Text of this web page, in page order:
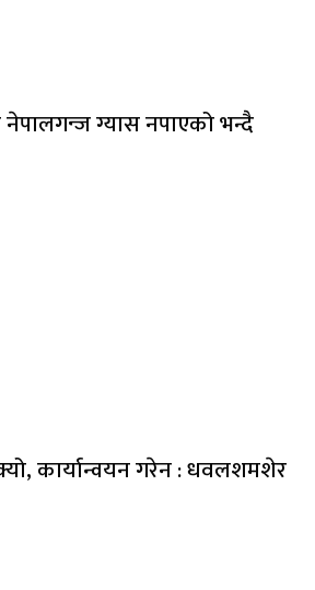
ग्यास नपाएको भन्दै
कार्यान्वयन गरेन : धवलशमशेर